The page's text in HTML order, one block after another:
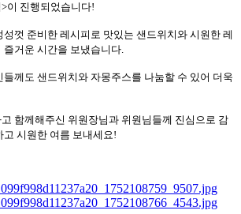
>이 진행되었습니다!
껏 준비한 레시피로 맛있는 샌드위치와 시원한 레
즐거운 시간을 보냈습니다.
들께도 샌드위치와 자몽주스를 나눔할 수 있어 더욱
함께해주신 위원장님과 위원님들께 진심으로 감
고 시원한 여름 보내세요!